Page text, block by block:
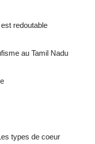
redoutable
au Tamil Nadu
types de coeur